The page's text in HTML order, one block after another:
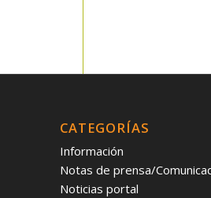
CATEGORÍAS
Información
Notas de prensa/
Noticias portal